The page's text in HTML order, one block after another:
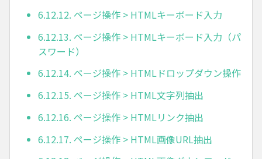
6.12.12. ページ操作 > HTMLキーボード入力
6.12.13. ページ操作 > HTMLキーボード入力（パ
スワード）
6.12.14. ページ操作 > HTMLドロップダウン操作
6.12.15. ページ操作 > HTML文字列抽出
6.12.16. ページ操作 > HTMLリンク抽出
6.12.17. ページ操作 > HTML画像URL抽出